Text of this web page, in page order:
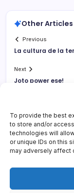
To provide the best
to store and/or
technologies will
or unique IDs on this
may adversely affect
Other Articles
Previous
La cultura de la
Next
Joto power ese!